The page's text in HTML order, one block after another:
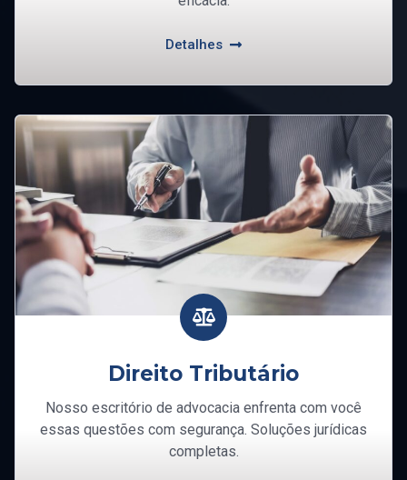
Detalhes
Direito Tributário
Nosso escritório de advocacia enfrenta com você
essas questões com segurança. Soluções jurídicas
completas.